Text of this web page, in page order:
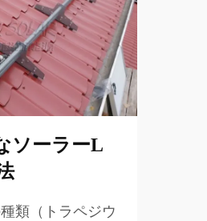
ソーラーL
類（トラペジウ